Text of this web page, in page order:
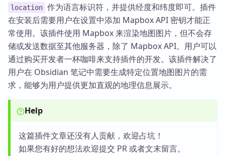
location 作为语言标识符，并提供经度和纬度即可。插件
在安装后需要用户在设置中添加 Mapbox API 密钥才能正
常使用。该插件使用 Mapbox 来渲染地图图片，但不会存
储或发送数据至其他服务器，除了 Mapbox API。用户可以
通过购买开发者一杯咖啡来支持插件的开发。该插件解决了
用户在 Obsidian 笔记中需要生成特定位置地图图片的需
求，能够为用户提供更加直观的地理信息展示。
Help
这篇插件文章还没有人贡献，欢迎占坑！
如果您有好的想法欢迎提交 PR 或者文末留言。